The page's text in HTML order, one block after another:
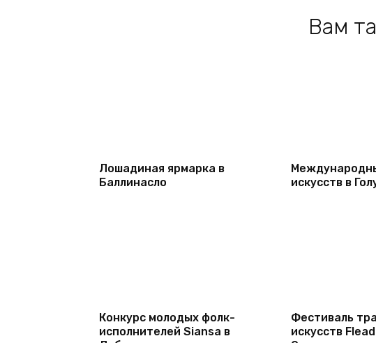
Вам
Лошадиная ярмарка в
Баллинасло
искусств в
Конкурс молодых фолк-
исполнителей Siansa в
Фестиваль
искусств